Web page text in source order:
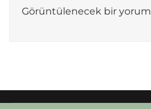
Görüntülenecek bir